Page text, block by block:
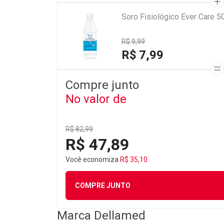
Soro Fisiológico Ever Care
R$ 9,99
R$ 7,99
Compre junto
No valor de
R$ 82,99
R$ 47,89
Você economiza R$ 35,10
COMPRE JUNTO
Marca Dellamed